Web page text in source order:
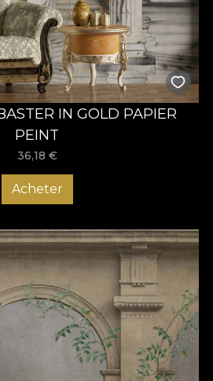
IN GOLD PAPIER
PEINT
36,18 €
Acheter